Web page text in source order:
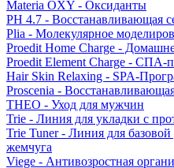
Materia OXY - Оксиданты
PH 4.7 - Восстанавливающая
Plia - Молекулярное
Proedit Home Charge -
Proedit Element Charge - СПА-
Hair Skin Relaxing - SPA-
Proscenia -
THEO - Уход для мужчин
Trie - Линия для укладки с
Trie Tuner - Линия для
жемчуга
Viege - Антивозростная